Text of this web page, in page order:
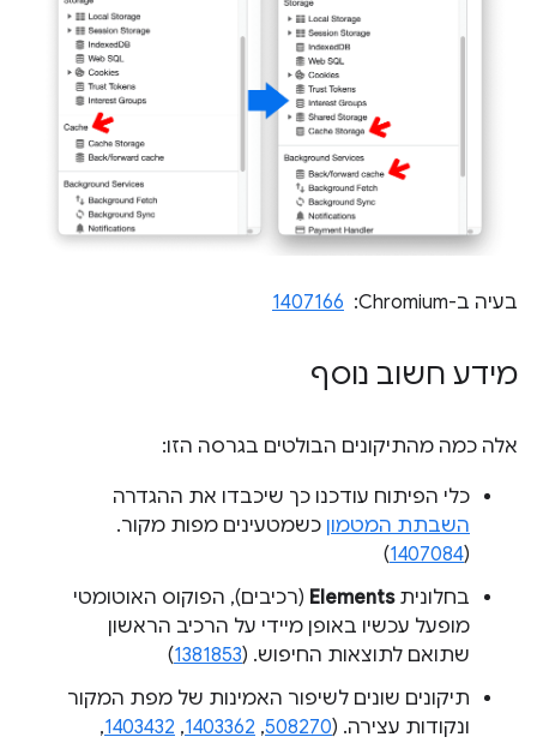
בעיה ב-Chromium: ‏ 1407166
מידע חשוב נוסף
אלה כמה מהתיקונים הבולטים בגרסה הזו:
כלי הפיתוח עודכנו כך שיכבדו את ההגדרה
השבתת המטמון כשמטעינים מפות מקור.
(
1407084
)
בחלוניתElements (רכיבים), הפוקוס האוטומטי
מופעל עכשיו באופן מיידי על הרכיב הראשון
שתואם לתוצאות החיפוש. (1381853
)
תיקונים שונים לשיפור האמינות של מפת המקור
ונקודות עצירה. (508270
,
1403362
,
1403432
,